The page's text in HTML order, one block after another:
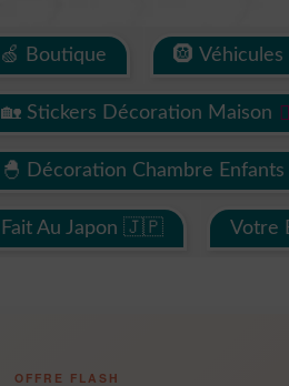
🍏 Boutique 🛞 Véhicules
🏡 Stickers Décoration Maison
🐣 Décoration Chambre Enfants
Fait Au Japon 🇯🇵 Votre
OFFRE FLASH